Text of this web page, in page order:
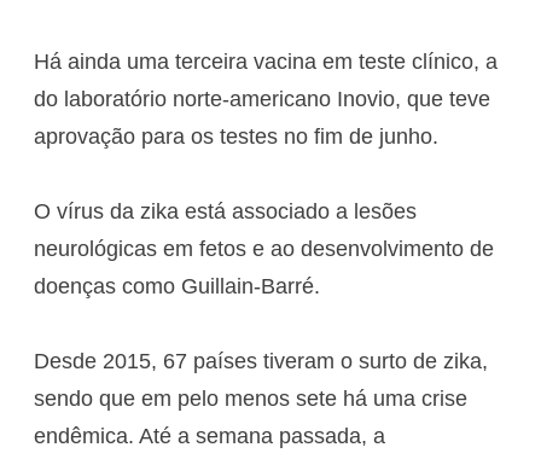
Há ainda uma terceira vacina em teste clínico, a
do laboratório norte-americano Inovio, que teve
aprovação para os testes no fim de junho.
O vírus da zika está associado a lesões
neurológicas em fetos e ao desenvolvimento de
doenças como Guillain-Barré.
Desde 2015, 67 países tiveram o surto de zika,
sendo que em pelo menos sete há uma crise
endêmica. Até a semana passada, a